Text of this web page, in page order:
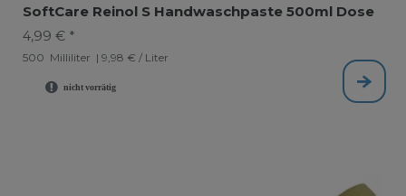
SoftCare Reinol S Handwaschpaste 500ml Dose
4,99 € *
500 Milliliter | 9,98 € / Liter